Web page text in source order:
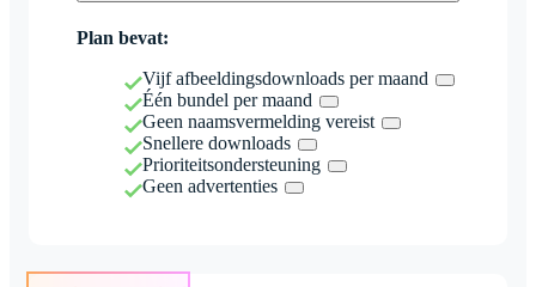
Plan bevat:
Vijf afbeeldingsdownloads per maand
Één bundel per maand
Geen naamsvermelding vereist
Snellere downloads
Prioriteitsondersteuning
Geen advertenties
Nu in de aanbieding!